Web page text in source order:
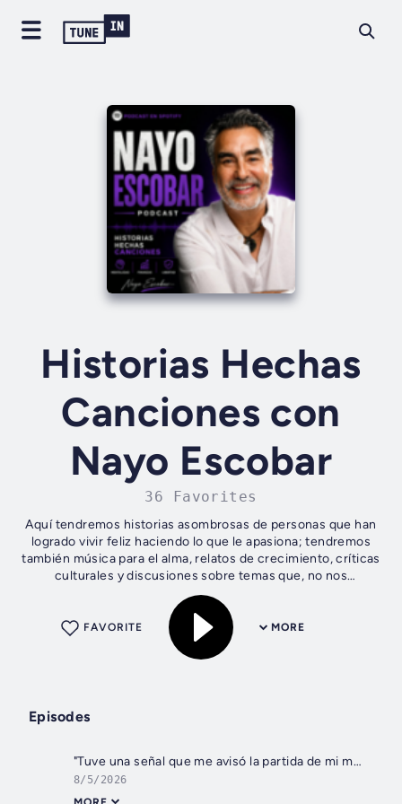
Historias Hechas
Canciones con
Nayo Escobar
36 Favorites
Aquí tendremos historias asombrosas de personas que han
logrado vivir feliz haciendo lo que le apasiona; tendremos
también música para el alma, relatos de crecimiento, críticas
culturales y discusiones sobre temas que, no nos
atrevemos a hablar pero...
MORE
FAVORITE
Episodes
"Tuve una señal que me avisó la partida de mi mamá” I Dominika Paleta con Nayo Escobar
8/5/2026